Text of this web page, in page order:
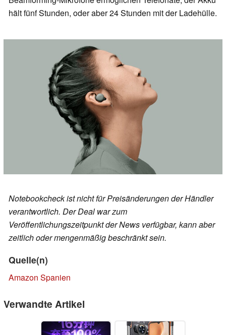
hält fünf Stunden, oder aber 24 Stunden mit der Ladehülle.
Notebookcheck ist nicht für Preisänderungen der Händler
verantwortlich. Der Deal war zum
Veröffentlichungszeitpunkt der News verfügbar, kann aber
zeitlich oder mengenmäßig beschränkt sein.
Quelle(n)
Amazon Spanien
Verwandte Artikel